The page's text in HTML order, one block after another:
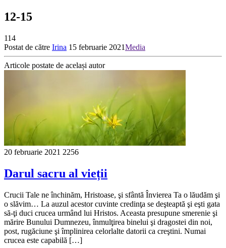
12-15
114
Postat de către Irina 15 februarie 2021Media
Articole postate de același autor
20 februarie 2021 2256
Darul sacru al vieții
Crucii Tale ne închinăm, Hristoase, şi sfântă Învierea Ta o lăudăm şi
o slăvim… La auzul acestor cuvinte credinţa se deşteaptă şi eşti gata
să-ţi duci crucea urmând lui Hristos. Aceasta presupune smerenie şi
mărire Bunului Dumnezeu, înmulţirea binelui şi dragostei din noi,
post, rugăciune şi împlinirea celorlalte datorii ca creştini. Numai
crucea este capabilă […]